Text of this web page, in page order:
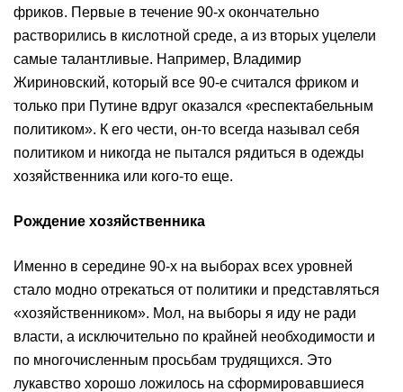
фриков. Первые в течение 90-х окончательно
растворились в кислотной среде, а из вторых уцелели
самые талантливые. Например, Владимир
Жириновский, который все 90-е считался фриком и
только при Путине вдруг оказался «респектабельным
политиком». К его чести, он-то всегда называл себя
политиком и никогда не пытался рядиться в одежды
хозяйственника или кого-то еще.
Рождение хозяйственника
Именно в середине 90-х на выборах всех уровней
стало модно отрекаться от политики и представляться
«хозяйственником». Мол, на выборы я иду не ради
власти, а исключительно по крайней необходимости и
по многочисленным просьбам трудящихся. Это
лукавство хорошо ложилось на сформировавшиеся